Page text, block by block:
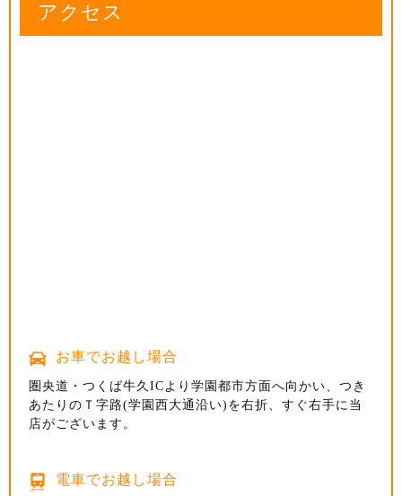
アクセス
お車でお越し場合
関越自動車道・所沢ICよりさいたま市方面へ向かい、坂
を下って一つ目の信号(坂之下)交差点に当店がございま
す。
アクセス
お車でお越し場合
関越自動車道練馬ICから車で25分、
圏央道狭山日高ICから車で25分
コストコ入間倉庫店・三井アウトレットパーク入間から
横田飛行場から35分
アクセス
お車でお越し場合
圏央道・つくば牛久ICより学園都市方面へ向かい、つき
あたりのＴ字路(学園西大通沿い)を右折、すぐ右手に当
店がございます。
電車でお越し場合
国道254号線沿い 川越氷川神社から車で5分、
本川越駅から車で10分
宮元町の交差点すぐ
最寄りの駅からバスやタクシーをご利用のうえ、ご来店